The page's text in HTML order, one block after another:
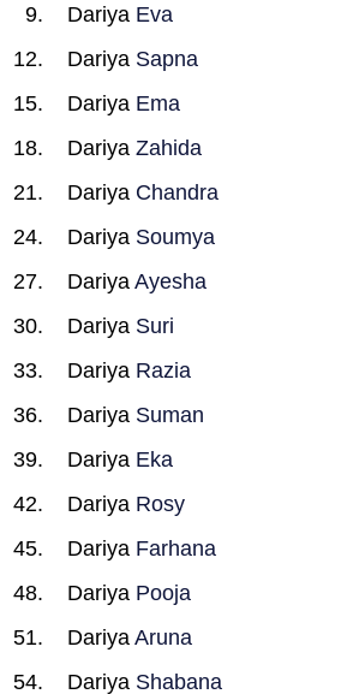
Dariya Eva
Dariya Sapna
Dariya Ema
DariyaZahida
Dariya Chandra
Dariya Soumya
DariyaAyesha
Dariya Suri
Dariya Razia
Dariya Suman
Dariya Eka
Dariya Rosy
Dariya Farhana
Dariya Pooja
DariyaAruna
Dariya Shabana